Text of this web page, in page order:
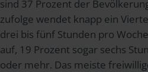
sind 37 Prozent der
zufolge wendet knapp ein
drei bis fünf Stunden pro
auf, 19 Prozent sogar sechs
oder mehr. Das meiste